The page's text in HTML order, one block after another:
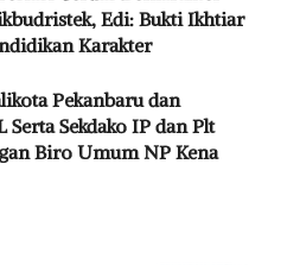
Edi: Bukti Ikhtiar
Karakter
Pekanbaru dan
Serta Sekdako IP dan Plt
Biro Umum NP Kena